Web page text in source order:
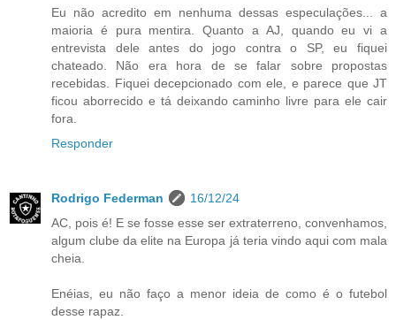
Eu não acredito em nenhuma dessas especulações... a
maioria é pura mentira. Quanto a AJ, quando eu vi a
entrevista dele antes do jogo contra o SP, eu fiquei
chateado. Não era hora de se falar sobre propostas
recebidas. Fiquei decepcionado com ele, e parece que JT
ficou aborrecido e tá deixando caminho livre para ele cair
fora.
Responder
Rodrigo Federman
16/12/24
AC, pois é! E se fosse esse ser extraterreno, convenhamos,
algum clube da elite na Europa já teria vindo aqui com mala
cheia.
Enéias, eu não faço a menor ideia de como é o futebol
desse rapaz.